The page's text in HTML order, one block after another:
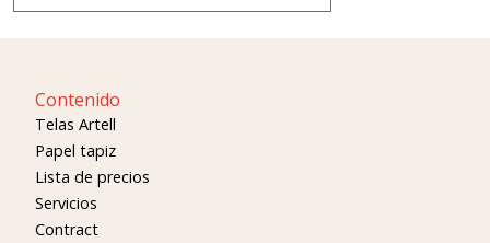
Contenido
Telas Artell
Papel tapiz
Lista de precios
Servicios
Contract